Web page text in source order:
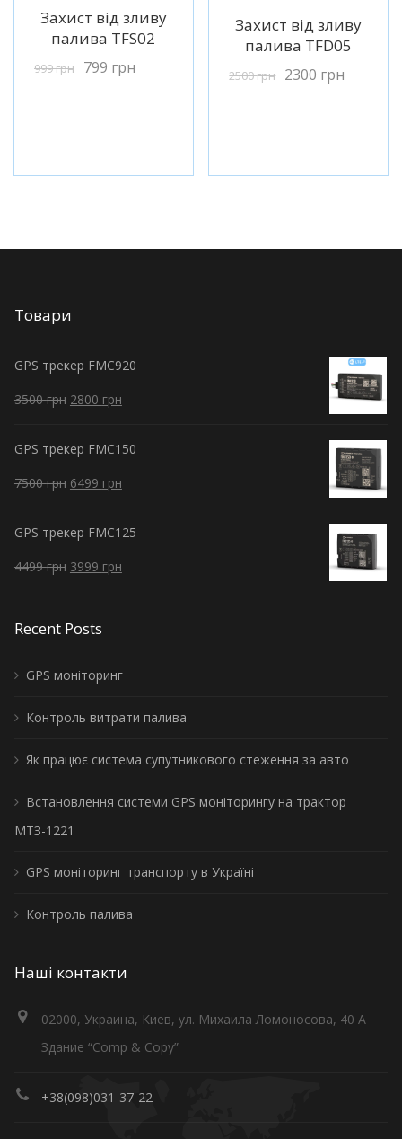
Детальніше
Захист від зливу
палива TFS02
999грн 799 грн
Детальніше
Захист від зливу
палива TFD05
2500грн 2300 грн
Товари
GPS трекер FMC920
3500грн 2800 грн
GPS трекер FMC150
7500грн 6499 грн
GPS трекер FMC125
4499грн 3999 грн
Recent Posts
GPS моніторинг
Контроль витрати палива
Як працює система супутникового стеження за авто
Встановлення системи GPS моніторингу на трактор
МТЗ-1221
GPS моніторинг транспорту в Україні
Контроль палива
Наші контакти
02000, Украина, Киев, ул. Михаила Ломоносова, 40 А
Здание “Comp & Copy”
+38(098)031-37-22